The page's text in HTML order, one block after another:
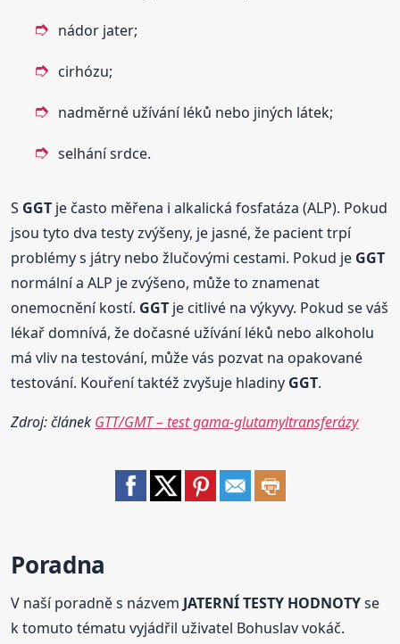
nádor jater;
cirhózu;
nadměrné užívání léků nebo jiných látek;
selhání srdce.
S GGT je často měřena i alkalická fosfatáza (ALP). Pokud
jsou tyto dva testy zvýšeny, je jasné, že pacient trpí
problémy s játry nebo žlučovými cestami. Pokud je GGT
normální a ALP je zvýšeno, může to znamenat
onemocnění kostí. GGT je citlivé na výkyvy. Pokud se váš
lékař domnívá, že dočasné užívání léků nebo alkoholu
má vliv na testování, může vás pozvat na opakované
testování. Kouření taktéž zvyšuje hladiny GGT.
Zdroj: článek GTT/GMT – test gama-glutamyltransferázy
Poradna
V naší poradně s názvem JATERNÍ TESTY HODNOTYse
k tomuto tématu vyjádřil uživatel Bohuslav vokáč.